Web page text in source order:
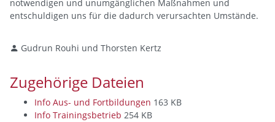
notwendigen und unumgänglichen Maßnahmen und
entschuldigen uns für die dadurch verursachten Umstände.
Gudrun Rouhi und Thorsten Kertz
Zugehörige Dateien
Info Aus- und Fortbildungen 163 KB
Info Trainingsbetrieb 254 KB